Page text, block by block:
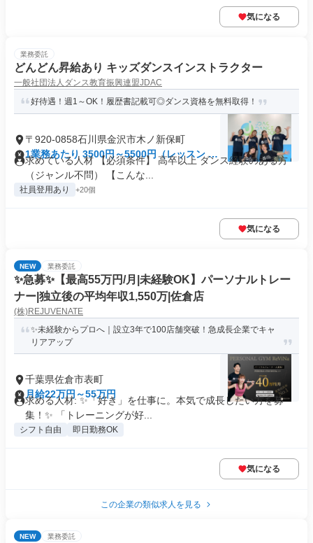
気になる
業務委託
どんどん昇給あり キッズダンスインストラクター
一般社団法人ダンス教育振興連盟JDAC
好待遇！週1～OK！履歴書記載可◎ダンス資格を無料取得！
〒920-0858石川県金沢市木ノ新保町
1業務あたり 3500円～5500円（レッスン 60
分）
求めている人材 【必須条件】 高卒以上 ダンス経験のある方
（ジャンル不問） 【こんな...
社員登用あり +20個
気になる
NEW 業務委託
✨️急募✨️【最高55万円/月|未経験OK】パーソナルトレー
ナー|独立後の平均年収1,550万|佐倉店
(株)REJUVENATE
✨未経験からプロへ｜設立3年で100店舗突破！急成長企業でキャ
リアアップ
千葉県佐倉市表町
月給22万円～55万円
求める人材: ✨「好き」を仕事に。本気で成長したい方を募
集！✨ 「トレーニングが好...
シフト自由 即日勤務OK
気になる
この企業の類似求人を見る
NEW 業務委託